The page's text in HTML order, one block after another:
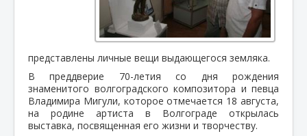
представлены личные вещи выдающегося земляка.
В преддверие 70-летия со дня рождения
знаменитого волгоградского композитора и певца
Владимира Мигули, которое отмечается 18 августа,
на родине артиста в Волгограде открылась
выставка, посвященная его жизни и творчеству.